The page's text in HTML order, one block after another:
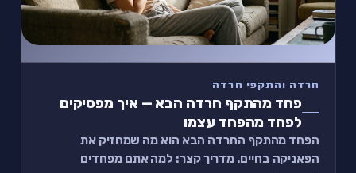
חרדה והתקפי חרדה
פחד מהתקף חרדה הבא — איך מפסיקים
לפחד מהפחד עצמו
הפחד מהתקף החרדה הבא הוא מה שמחזיק את
הפאניקה בחיים. מדריך קצר: למה אתם מפחדים